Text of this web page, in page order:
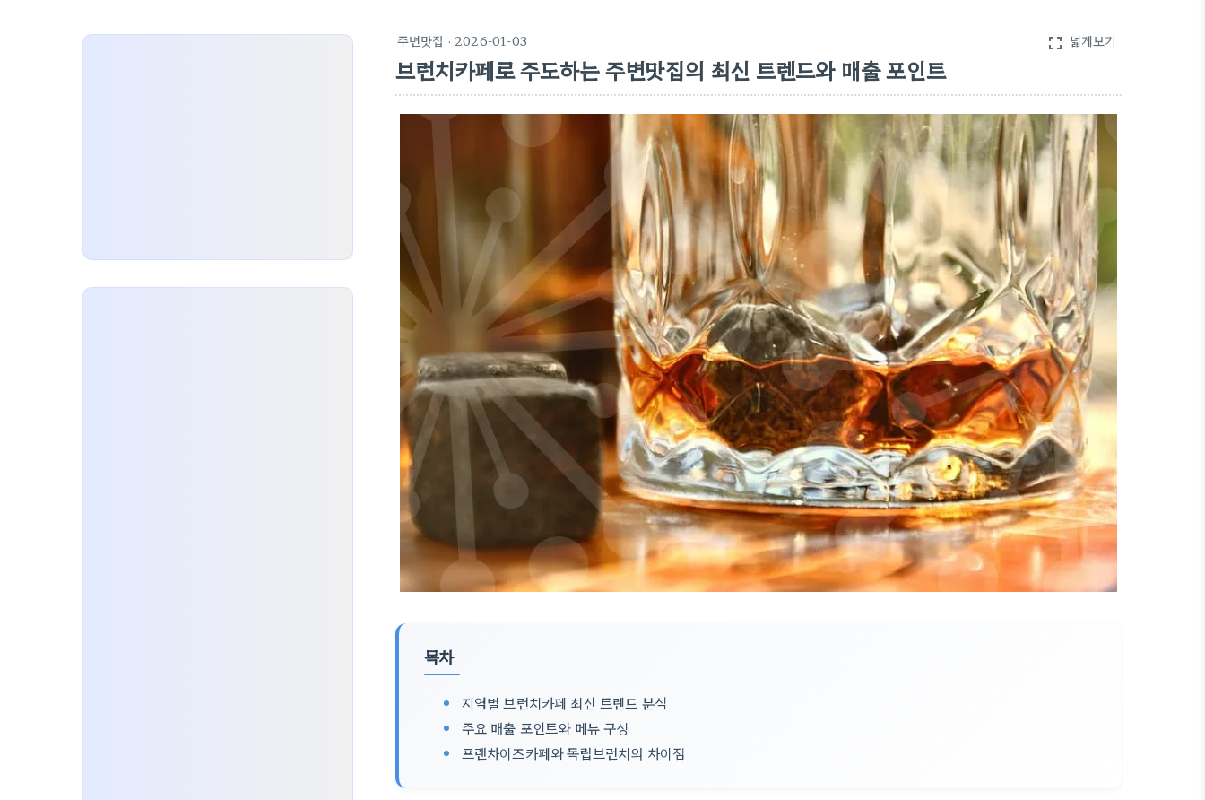
주변맛집 · 2026-01-03 fullscreen 넓게보기
브런치카페로 주도하는 주변맛집의 최신 트렌드와 매출 포인트
목차
지역별 브런치카페 최신 트렌드 분석
주요 매출 포인트와 메뉴 구성
프랜차이즈카페와 독립브런치의 차이점